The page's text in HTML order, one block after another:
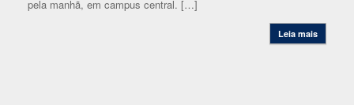
pela manhã, em campus central. […]
Leia mais